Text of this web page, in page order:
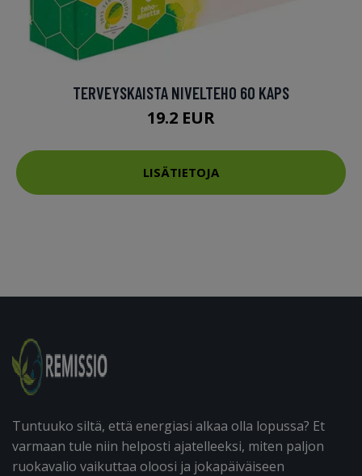
TERVEYSKAISTA NIVELTEHO 60 KAPS
19.2 EUR
LISÄTIETOJA
Tuntuuko siltä, että energiasi alkaa olla lopussa? Et
varmaan tule niin helposti ajatelleeksi, miten paljon
ruokavalio vaikuttaa oloosi ja jokapäiväiseen